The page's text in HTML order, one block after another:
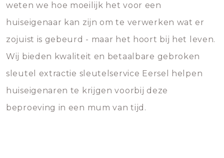
weten we hoe moeilijk het voor een
huiseigenaar kan zijn om te verwerken wat er
zojuist is gebeurd - maar het hoort bij het leven.
Wij bieden kwaliteit en betaalbare gebroken
sleutel extractie sleutelservice Eersel helpen
huiseigenaren te krijgen voorbij deze
beproeving in een mum van tijd.